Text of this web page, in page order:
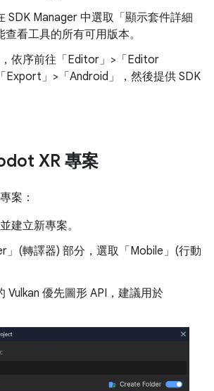
SDK Manager 中選取「顯示套件詳細
查看工具的所有可用版本。
依序前往「Editor」>「Editor
Export」>「Android」
，然後提供 SDK
XR 專案
案：
建立新專案。
」(轉譯器) 部分，選取「Mobile」(行動
Vulkan 優先圖形 API，建議用於